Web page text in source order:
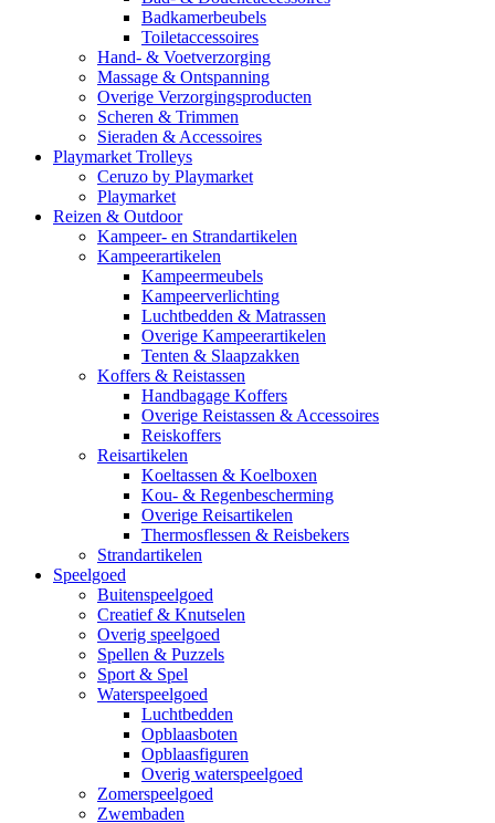
Badkamerbeubels
Toiletaccessoires
Hand- & Voetverzorging
Massage & Ontspanning
Overige Verzorgingsproducten
Scheren & Trimmen
Sieraden & Accessoires
Playmarket Trolleys
Ceruzo by Playmarket
Playmarket
Reizen & Outdoor
Kampeer- en Strandartikelen
Kampeerartikelen
Kampeermeubels
Kampeerverlichting
Luchtbedden & Matrassen
Overige Kampeerartikelen
Tenten & Slaapzakken
Koffers & Reistassen
Handbagage Koffers
Overige Reistassen & Accessoires
Reiskoffers
Reisartikelen
Koeltassen & Koelboxen
Kou- & Regenbescherming
Overige Reisartikelen
Thermosflessen & Reisbekers
Strandartikelen
Speelgoed
Buitenspeelgoed
Creatief & Knutselen
Overig speelgoed
Spellen & Puzzels
Sport & Spel
Waterspeelgoed
Luchtbedden
Opblaasboten
Opblaasfiguren
Overig waterspeelgoed
Zomerspeelgoed
Zwembaden